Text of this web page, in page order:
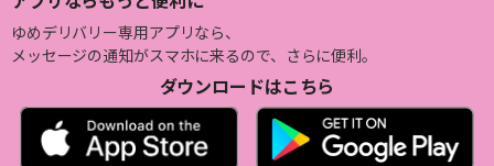
ゆめデリバリー専用アプリなら、
メッセージの通知がスマホに来るので、さらに便利。
ダウンロードはこちら